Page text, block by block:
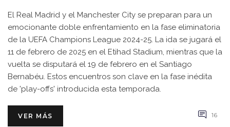
El Real Madrid y el Manchester City se preparan para un
emocionante doble enfrentamiento en la fase eliminatoria
de la UEFA Champions League 2024-25. La ida se jugará el
11 de febrero de 2025 en el Etihad Stadium, mientras que la
vuelta se disputará el 19 de febrero en el Santiago
Bernabéu. Estos encuentros son clave en la fase inédita
de 'play-offs' introducida esta temporada.
VER MÁS 16